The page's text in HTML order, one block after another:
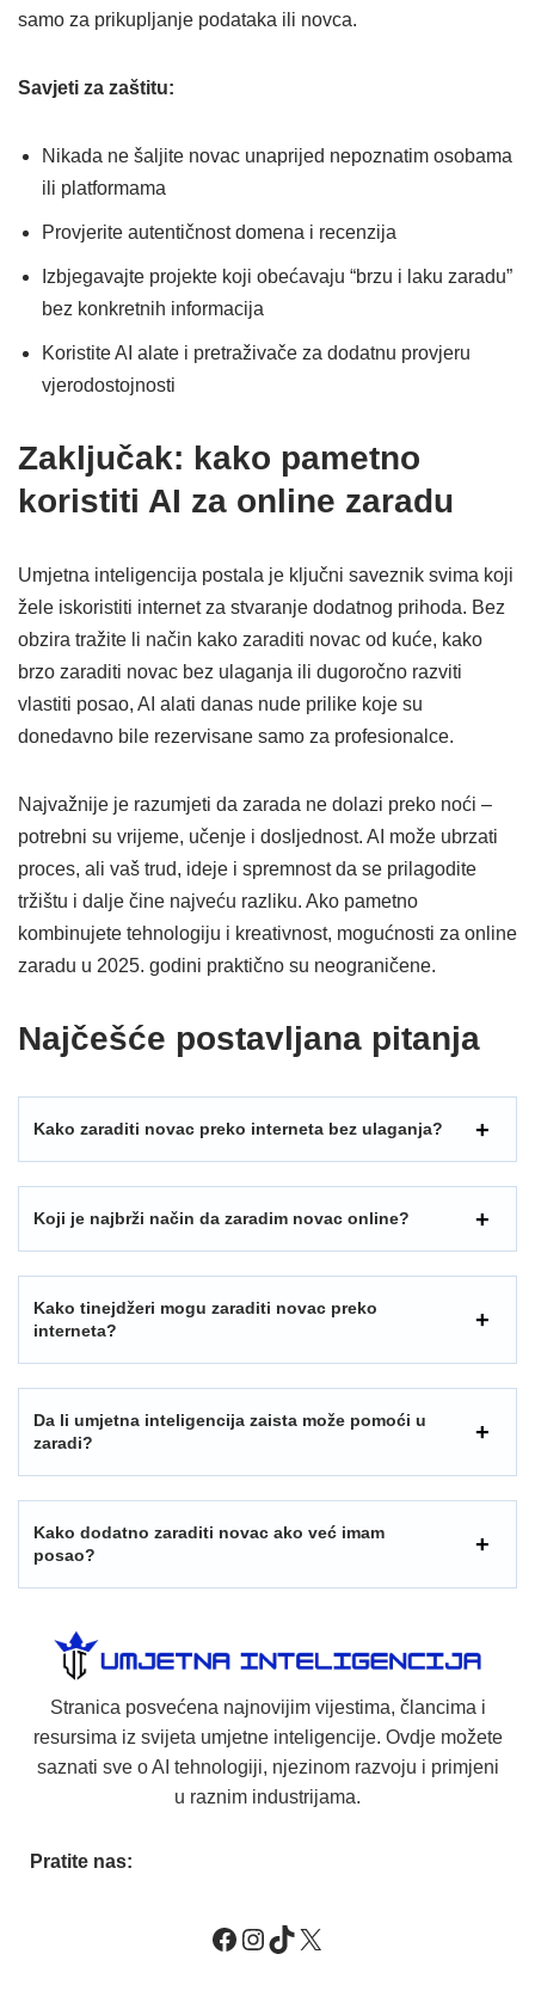
samo za prikupljanje podataka ili novca.
Savjeti za zaštitu:
Nikada ne šaljite novac unaprijed nepoznatim osobama
ili platformama
Provjerite autentičnost domena i recenzija
Izbjegavajte projekte koji obećavaju “brzu i laku zaradu”
bez konkretnih informacija
Koristite AI alate i pretraživače za dodatnu provjeru
vjerodostojnosti
Zaključak: kako pametno
koristiti AI za online zaradu
Umjetna inteligencija postala je ključni saveznik svima koji
žele iskoristiti internet za stvaranje dodatnog prihoda. Bez
obzira tražite li način kako zaraditi novac od kuće, kako
brzo zaraditi novac bez ulaganja ili dugoročno razviti
vlastiti posao, AI alati danas nude prilike koje su
donedavno bile rezervisane samo za profesionalce.
Najvažnije je razumjeti da zarada ne dolazi preko noći –
potrebni su vrijeme, učenje i dosljednost. AI može ubrzati
proces, ali vaš trud, ideje i spremnost da se prilagodite
tržištu i dalje čine najveću razliku. Ako pametno
kombinujete tehnologiju i kreativnost, mogućnosti za online
zaradu u 2025. godini praktično su neograničene.
Najčešće postavljana pitanja
Kako zaraditi novac preko interneta bez ulaganja?
Koji je najbrži način da zaradim novac online?
Kako tinejdžeri mogu zaraditi novac preko
interneta?
Da li umjetna inteligencija zaista može pomoći u
zaradi?
Kako dodatno zaraditi novac ako već imam
posao?
Stranica posvećena najnovijim vijestima, člancima i
resursima iz svijeta umjetne inteligencije. Ovdje možete
saznati sve o AI tehnologiji, njezinom razvoju i primjeni
u raznim industrijama.
Pratite nas: